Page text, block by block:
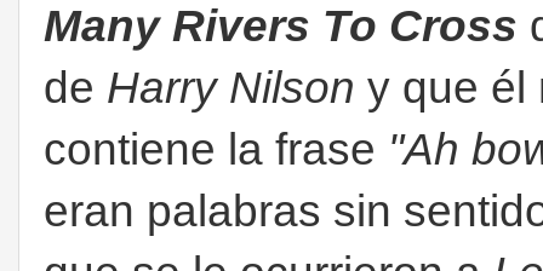
Many Rivers To Cross
de Harry Nilson y que él
contiene la frase "Ah
eran palabras sin